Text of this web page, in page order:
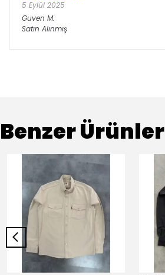
5 Eylül 2025
Guven M.
Satın Alınmış
Benzer Ürünler